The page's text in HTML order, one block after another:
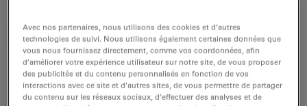
DEMANDE DE DEVIS
Découvrez la solution idéale.
Explorez notresélecteur d’objectifs
Avec nos partenaires, nous utilisons des cookies et d’autres
technologies de suivi. Nous utilisons également certaines données que
vous nous fournissez directement, comme vos coordonnées, afin
d’améliorer votre expérience utilisateur sur notre site, de vous proposer
des publicités et du contenu personnalisés en fonction de vos
interactions avec ce site et d’autres sites, de vous permettre de partager
du contenu sur les réseaux sociaux, d’effectuer des analyses et de